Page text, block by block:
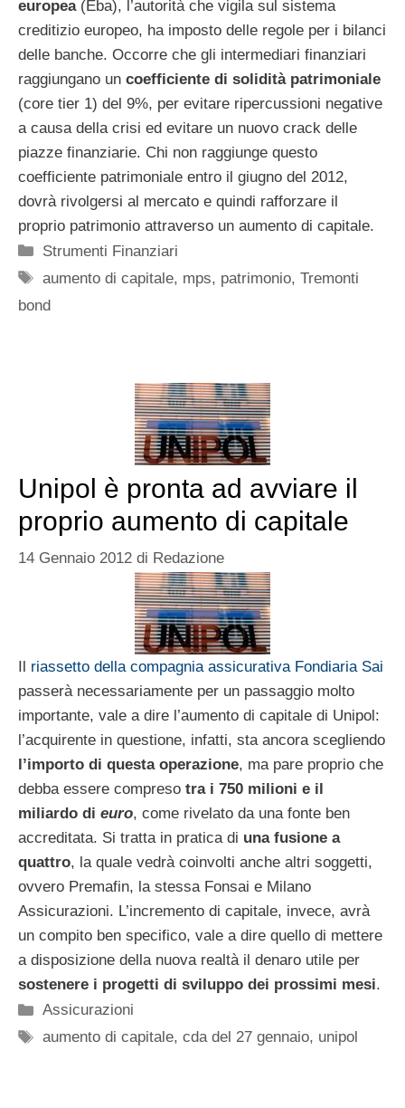
europea(Eba), l’autorità che vigila sul sistema
creditizio europeo, ha imposto delle regole per i bilanci
delle banche. Occorre che gli intermediari finanziari
raggiungano un coefficiente di solidità patrimoniale
(core tier 1) del 9%, per evitare ripercussioni negative
a causa della crisi ed evitare un nuovo crack delle
piazze finanziarie. Chi non raggiunge questo
coefficiente patrimoniale entro il giugno del 2012,
dovrà rivolgersi al mercato e quindi rafforzare il
proprio patrimonio attraverso un aumento di capitale.
Categorie
Strumenti Finanziari
Tag
aumento di capitale, mps, patrimonio,Tremonti
bond
Unipol è pronta ad avviare il
proprio aumento di capitale
14 Gennaio 2012 di Redazione
riassetto della compagnia assicurativa Fondiaria Sai
passerà necessariamente per un passaggio molto
importante, vale a dire l’aumento di capitale di Unipol:
l’acquirente in questione, infatti, sta ancora scegliendo
l’importo di questa operazione, ma pare proprio che
debba essere compreso tra i 750 milioni e il
miliardo di euro, come rivelato da una fonte ben
accreditata. Si tratta in pratica di una fusione a
quattro, la quale vedrà coinvolti anche altri soggetti,
ovvero Premafin, la stessa Fonsai e Milano
Assicurazioni. L’incremento di capitale, invece, avrà
un compito ben specifico, vale a dire quello di mettere
a disposizione della nuova realtà il denaro utile per
sostenere i progetti di sviluppo dei prossimi mesi.
Categorie
Assicurazioni
Tag
aumento di capitale,cda del 27 gennaio, unipol